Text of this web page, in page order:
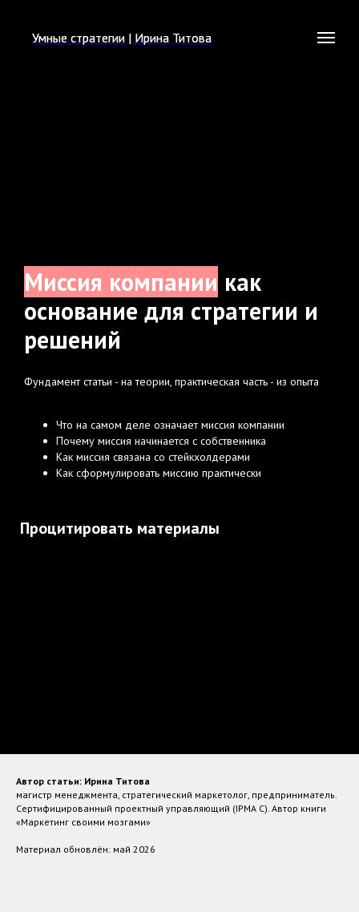
Умные стратегии | Ирина Титова
Умные стратегии | Ирина Титова
Миссия компании как
основание для стратегии и
решений
Фундамент статьи - на теории, практическая часть - из опыта
Что на самом деле означает миссия компании
Почему миссия начинается с собственника
Как миссия связана со стейкхолдерами
Как сформулировать миссию практически
Процитировать материалы
Автор статьи: Ирина Титова
магистр менеджмента, стратегический маркетолог, предприниматель.
Сертифицированный проектный управляющий (IPMA C). Автор книги
«Маркетинг своими мозгами»
Материал обновлён: май 2026